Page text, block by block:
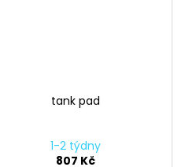
tank pad
1-2 týdny
807 Kč